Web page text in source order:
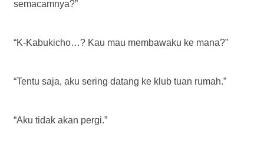
semacamnya?”
“K-Kabukicho…? Kau mau membawaku ke mana?”
“Tentu saja, aku sering datang ke klub tuan rumah.”
“Aku tidak akan pergi.”